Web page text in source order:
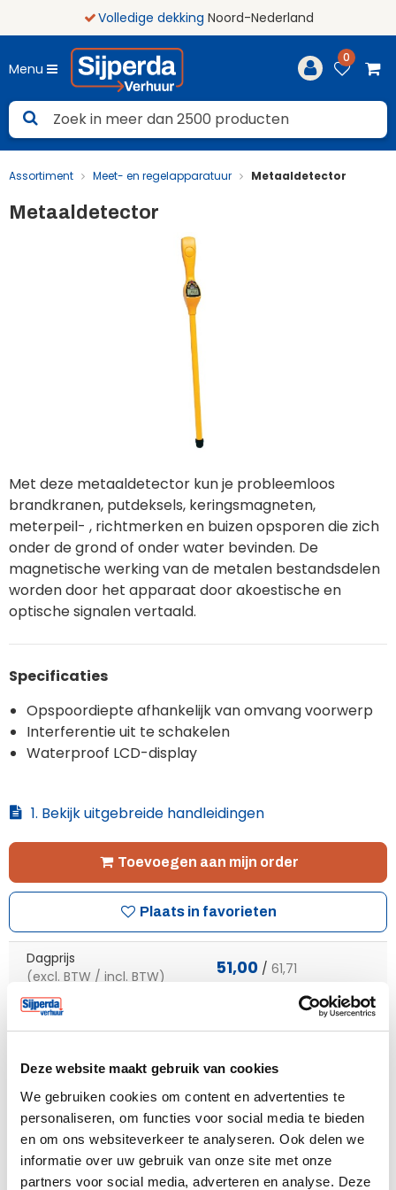
Deze website maakt gebruik van cookies
We gebruiken cookies om content en advertenties te
personaliseren, om functies voor social media te bieden
en om ons websiteverkeer te analyseren. Ook delen we
informatie over uw gebruik van onze site met onze
partners voor social media, adverteren en analyse. Deze
Volledige dekking Noord-Nederland
Menu
0
Assortiment Meet- en regelapparatuur Metaaldetector
Metaaldetector
Met deze metaaldetector kun je probleemloos
brandkranen, putdeksels, keringsmagneten,
meterpeil- , richtmerken en buizen opsporen die zich
onder de grond of onder water bevinden. De
magnetische werking van de metalen bestandsdelen
worden door het apparaat door akoestische en
optische signalen vertaald.
Specificaties
Opspoordiepte afhankelijk van omvang voorwerp
Interferentie uit te schakelen
Waterproof LCD-display
1. Bekijk uitgebreide handleidingen
Toevoegen aan mijn order
Plaats in favorieten
Dagprijs
(excl. BTW / incl. BTW)
51,00 / 61,71
Weekprijs
(excl. BTW / incl. BTW)
125,84
Transport code 1 Wat is dit?
Meer weten?